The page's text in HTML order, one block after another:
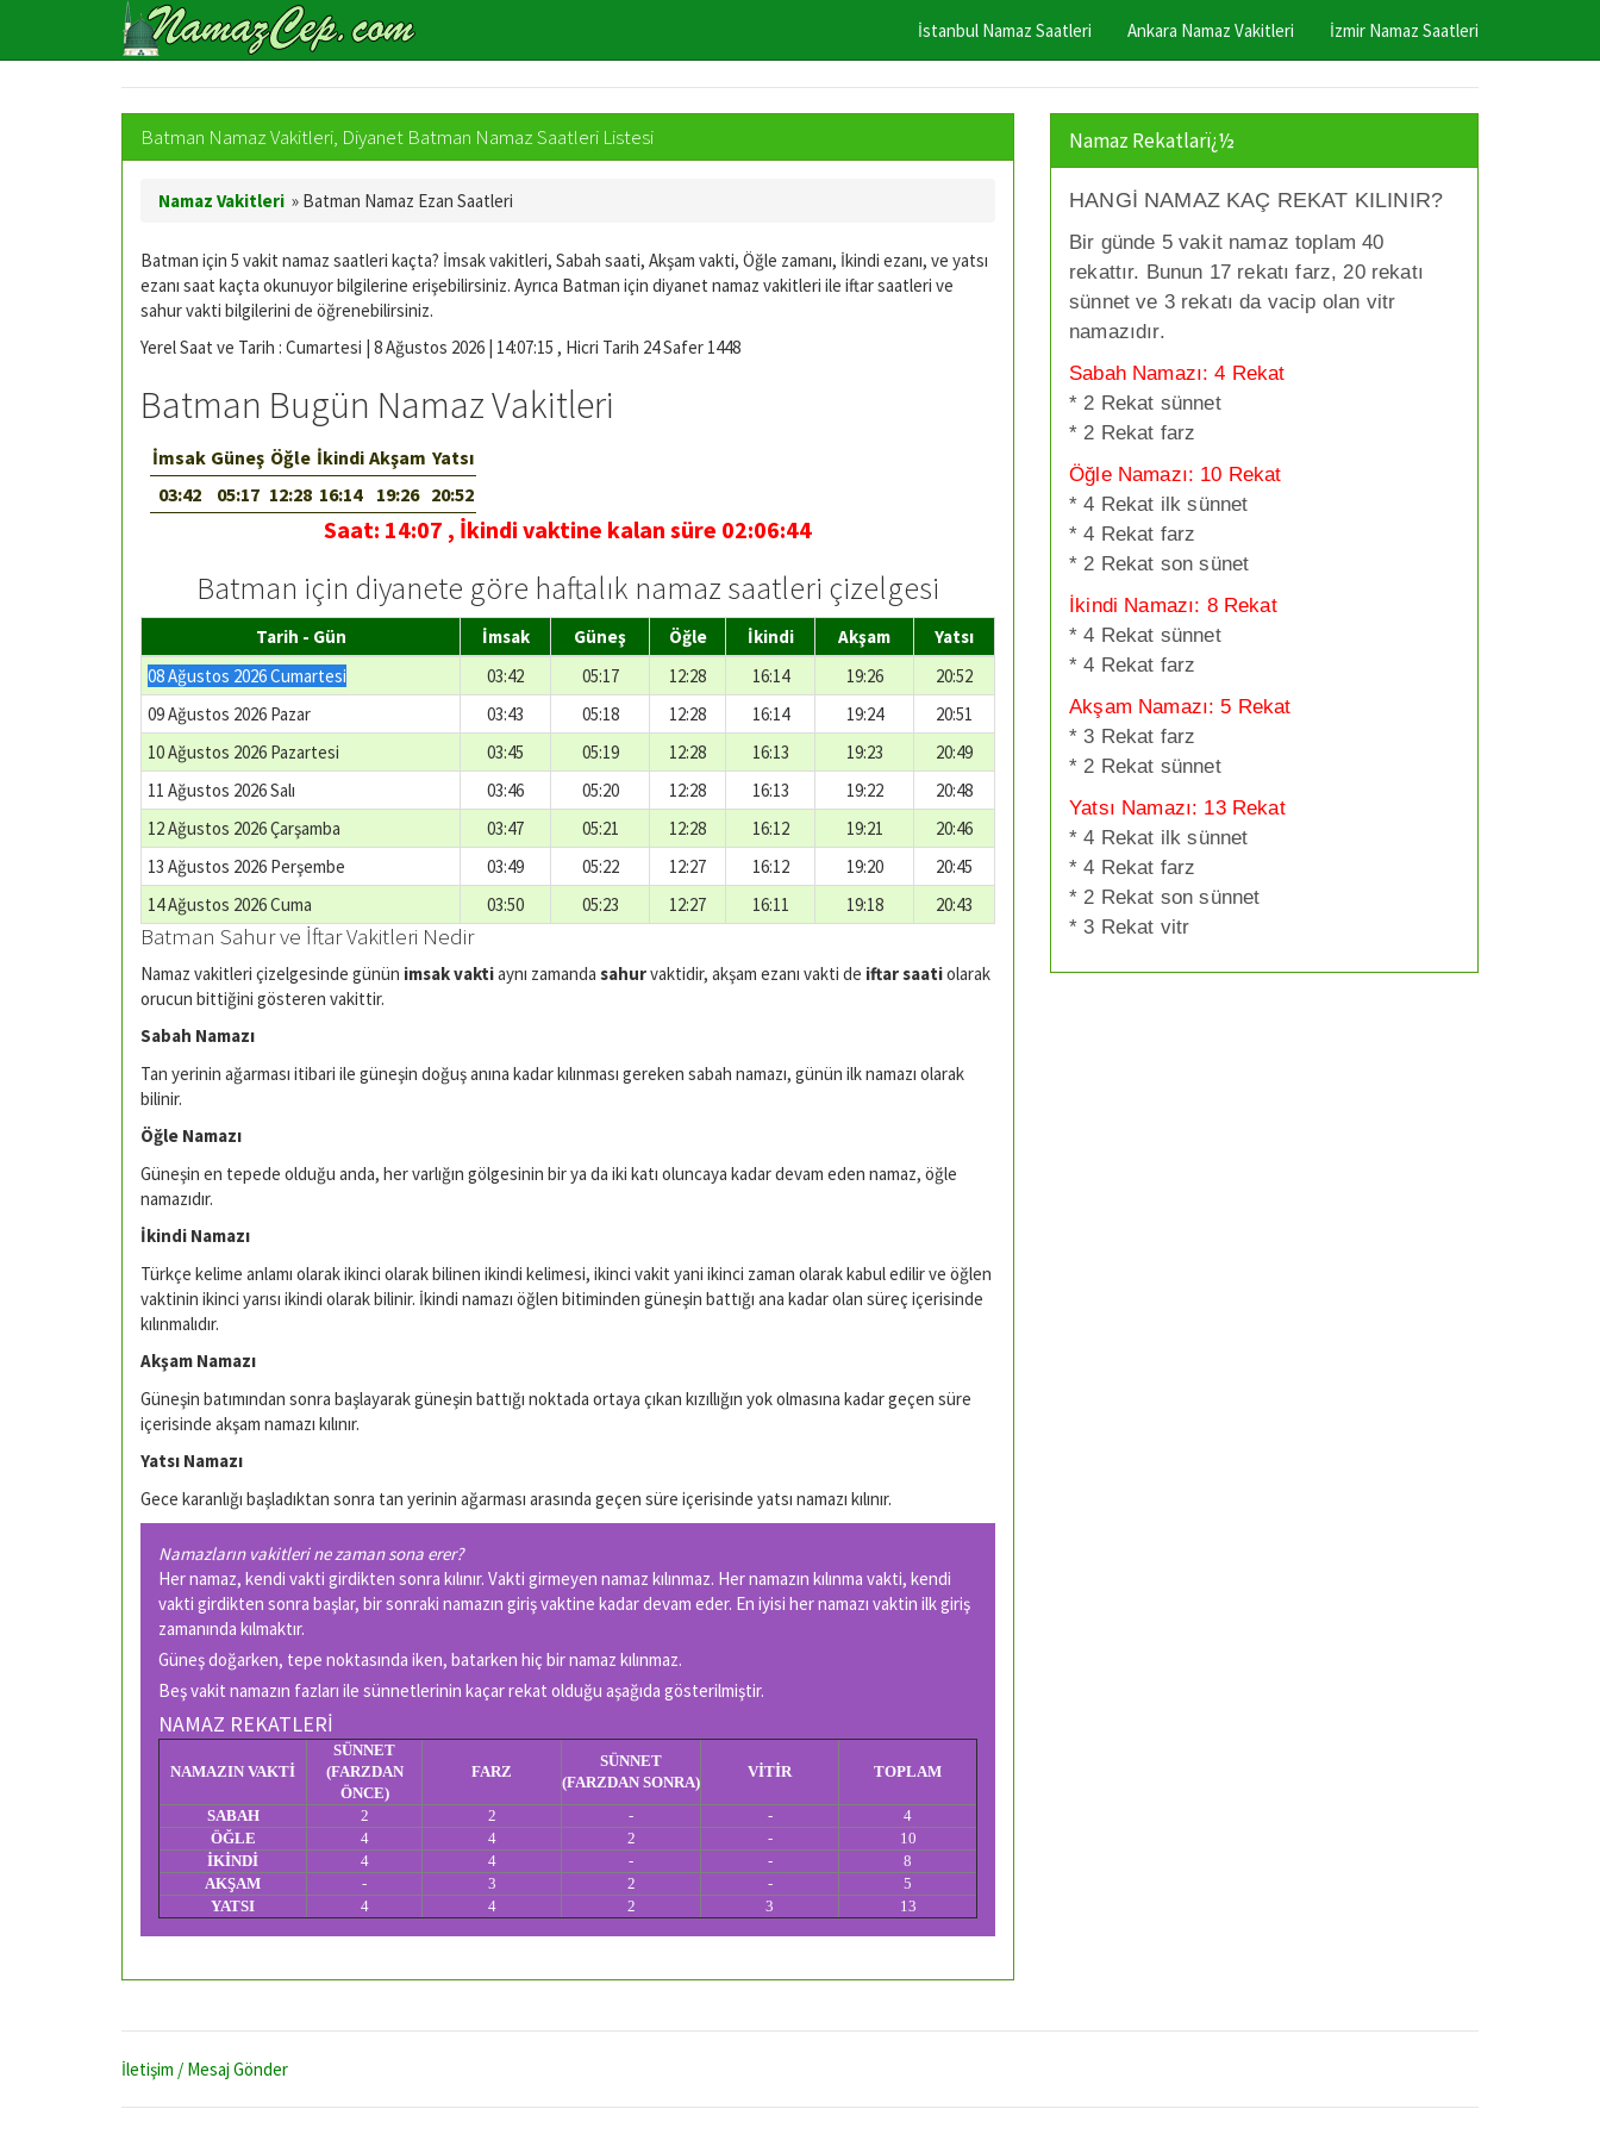
İstanbul Namaz Saatleri Ankara Namaz Vakitleri İzmir Namaz Saatleri
Batman Namaz Vakitleri, Diyanet Batman Namaz Saatleri Listesi
Namaz Vakitleri » Batman Namaz Ezan Saatleri
Batman için 5 vakit namaz saatleri kaçta? İmsak vakitleri, Sabah saati, Akşam vakti, Öğle zamanı, İkindi ezanı, ve yatsı
ezanı saat kaçta okunuyor bilgilerine erişebilirsiniz. Ayrıca Batman için diyanet namaz vakitleri ile iftar saatleri ve
sahur vakti bilgilerini de öğrenebilirsiniz.
Yerel Saat ve Tarih : Cumartesi | 8 Ağustos 2026 | 14:07:15 , Hicri Tarih 24 Safer 1448
Batman Bugün Namaz Vakitleri
İmsak
03:42
Güneş
05:17
Öğle
12:28
İkindi
16:14
Akşam
19:26
Yatsı
20:52
Saat: 14:07 , İkindi vaktine kalan süre 02:06:44
Batman için diyanete göre haftalık namaz saatleri çizelgesi
Tarih - Gün İmsak Güneş Öğle İkindi Akşam
Yatsı
08 Ağustos 2026 Cumartesi
03:42 05:17 12:28 16:14 19:26
20:52
09 Ağustos 2026 Pazar
03:43 05:18 12:28 16:14 19:24
20:51
10 Ağustos 2026 Pazartesi
03:45 05:19 12:28 16:13 19:23
20:49
11 Ağustos 2026 Salı
03:46 05:20 12:28 16:13 19:22
20:48
12 Ağustos 2026 Çarşamba
03:47 05:21 12:28 16:12 19:21
20:46
13 Ağustos 2026 Perşembe
03:49 05:22 12:27 16:12 19:20
20:45
14 Ağustos 2026 Cuma
03:50 05:23 12:27 16:11 19:18 20:43
Batman Sahur ve İftar Vakitleri Nedir
Namaz vakitleri çizelgesinde günün imsak vaktiaynı zamanda sahurvaktidir, akşam ezanı vakti de iftar saatiolarak
orucun bittiğini gösteren vakittir.
Sabah Namazı
Tan yerinin ağarması itibari ile güneşin doğuş anına kadar kılınması gereken sabah namazı, günün ilk namazı olarak
bilinir.
Öğle Namazı
Güneşin en tepede olduğu anda, her varlığın gölgesinin bir ya da iki katı oluncaya kadar devam eden namaz, öğle
namazıdır.
İkindi Namazı
Türkçe kelime anlamı olarak ikinci olarak bilinen ikindi kelimesi, ikinci vakit yani ikinci zaman olarak kabul edilir ve öğlen
vaktinin ikinci yarısı ikindi olarak bilinir. İkindi namazı öğlen bitiminden güneşin battığı ana kadar olan süreç içerisinde
kılınmalıdır.
Akşam Namazı
Güneşin batımından sonra başlayarak güneşin battığı noktada ortaya çıkan kızıllığın yok olmasına kadar geçen süre
içerisinde akşam namazı kılınır.
Yatsı Namazı
Gece karanlığı başladıktan sonra tan yerinin ağarması arasında geçen süre içerisinde yatsı namazı kılınır.
Namazların vakitleri ne zaman sona erer?
Her namaz, kendi vakti girdikten sonra kılınır. Vakti girmeyen namaz kılınmaz. Her namazın kılınma vakti, kendi
vakti girdikten sonra başlar, bir sonraki namazın giriş vaktine kadar devam eder. En iyisi her namazı vaktin ilk giriş
zamanında kılmaktır.
Güneş doğarken, tepe noktasında iken, batarken hiç bir namaz kılınmaz.
Beş vakit namazın fazları ile sünnetlerinin kaçar rekat olduğu aşağıda gösterilmiştir.
NAMAZ REKATLERİ
NAMAZIN VAKTİ
SÜNNET
(FARZDAN
ÖNCE)
FARZ
SÜNNET
(FARZDAN SONRA)
VİTİR TOPLAM
SABAH 2 2 - -
4
ÖĞLE
4 4 2 -
10
İKİNDİ
4 4 - -
8
AKŞAM
- 3 2 -
5
YATSI
4 4 2 3 13
Namaz Rekatlarï¿½
HANGİ NAMAZ KAÇ REKAT KILINIR?
Bir günde 5 vakit namaz toplam 40
rekattır. Bunun 17 rekatı farz, 20 rekatı
sünnet ve 3 rekatı da vacip olan vitr
namazıdır.
Sabah Namazı: 4 Rekat
* 2 Rekat sünnet
* 2 Rekat farz
Öğle Namazı: 10 Rekat
* 4 Rekat ilk sünnet
* 4 Rekat farz
* 2 Rekat son sünet
İkindi Namazı: 8 Rekat
* 4 Rekat sünnet
* 4 Rekat farz
Akşam Namazı: 5 Rekat
* 3 Rekat farz
* 2 Rekat sünnet
Yatsı Namazı: 13 Rekat
* 4 Rekat ilk sünnet
* 4 Rekat farz
* 2 Rekat son sünnet
* 3 Rekat vitr
İletişim / Mesaj Gönder